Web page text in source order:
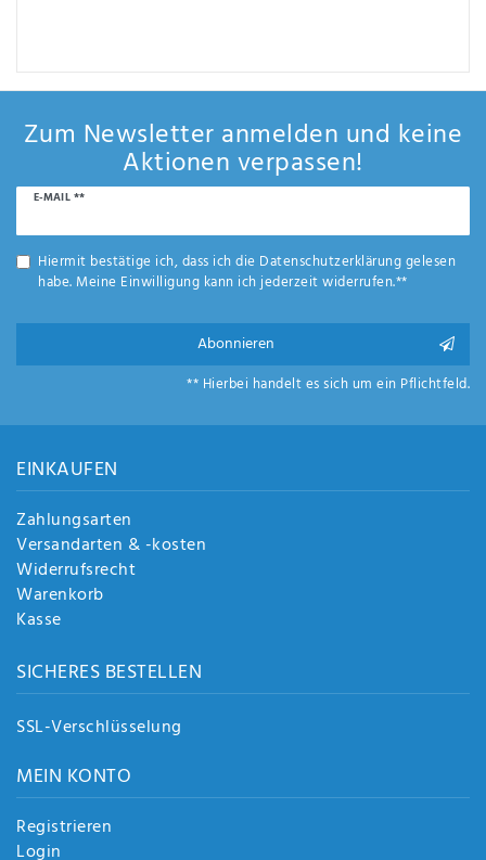
Zum Newsletter anmelden und keine
Aktionen verpassen!
E-MAIL **
Newsletter
Hiermit bestätige ich, dass ich die Daten­schutz­erklärunggelesen
habe. Meine Einwilligung kann ich jederzeit widerrufen.**
Abonnieren
** Hierbei handelt es sich um ein Pflichtfeld.
EINKAUFEN
Zahlungsarten
Versandarten & -kosten
Widerrufsrecht
Warenkorb
Kasse
SICHERES BESTELLEN
SSL-Verschlüsselung
MEIN KONTO
Registrieren
Login